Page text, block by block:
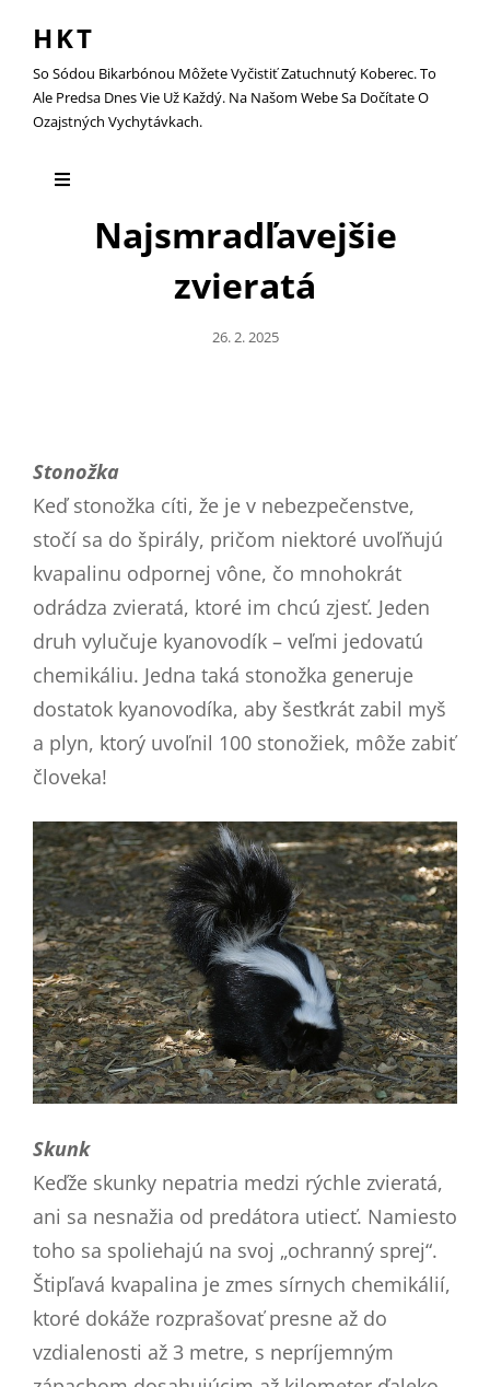
HKT
So Sódou Bikarbónou Môžete Vyčistiť Zatuchnutý Koberec. To
Ale Predsa Dnes Vie Už Každý. Na Našom Webe Sa Dočítate O
Ozajstných Vychytávkach.
Najsmradľavejšie
zvieratá
Posted
26. 2. 2025
Stonožka
Keď stonožka cíti, že je v nebezpečenstve,
stočí sa do špirály, pričom niektoré uvoľňujú
kvapalinu odpornej vône, čo mnohokrát
odrádza zvieratá, ktoré im chcú zjesť. Jeden
druh vylučuje kyanovodík – veľmi jedovatú
chemikáliu. Jedna taká stonožka generuje
dostatok kyanovodíka, aby šesťkrát zabil myš
a plyn, ktorý uvoľnil 100 stonožiek, môže zabiť
človeka!
Skunk
Keďže skunky nepatria medzi rýchle zvieratá,
ani sa nesnažia od predátora utiecť. Namiesto
toho sa spoliehajú na svoj „ochranný sprej“.
Štipľavá kvapalina je zmes sírnych chemikálií,
ktoré dokáže rozprašovať presne až do
vzdialenosti až 3 metre, s nepríjemným